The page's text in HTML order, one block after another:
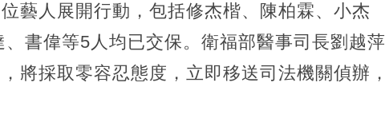
藝人展開行動，包括修杰楷、陳柏霖、小杰
書偉等5人均已交保。衛福部醫事司長劉越萍
將採取零容忍態度，立即移送司法機關偵辦，